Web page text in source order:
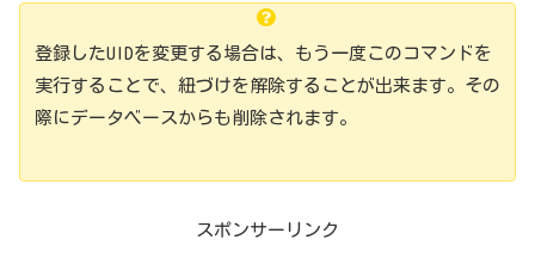
登録したUIDを変更する場合は、もう一度このコマンドを
実行することで、紐づけを解除することが出来ます。その
際にデータベースからも削除されます。
スポンサーリンク